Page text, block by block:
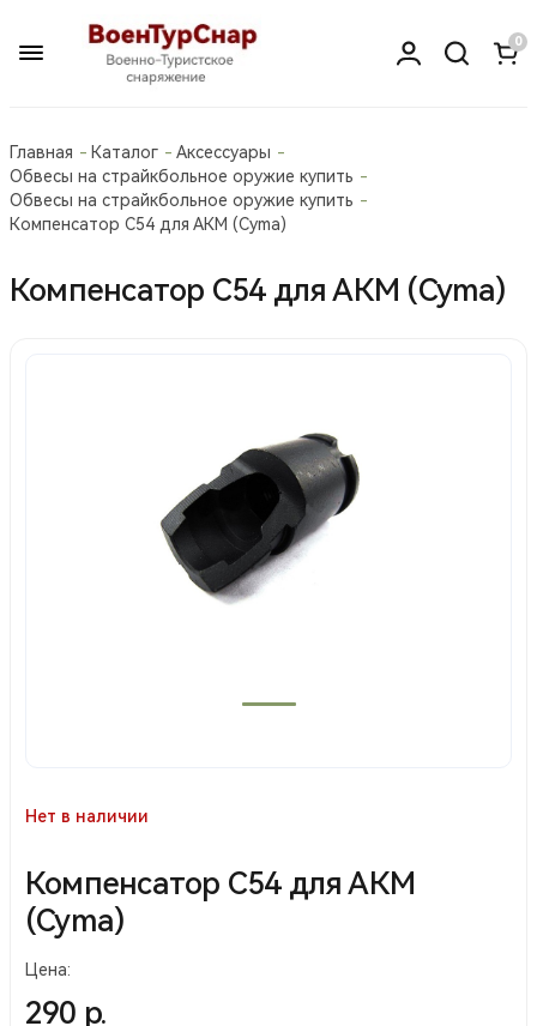
0
Главная Каталог
Аксессуары
Обвесы на страйкбольное оружие купить
Обвесы на страйкбольное оружие купить
Компенсатор С54 для АКМ (Cyma)
Компенсатор С54 для АКМ (Cyma)
Нет в наличии
Компенсатор С54 для АКМ
(Cyma)
Цена:
290 р.